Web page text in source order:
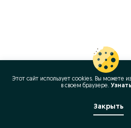
Этот сайт использует cookies. Вы можете
в своeм браузере.
Закрыть